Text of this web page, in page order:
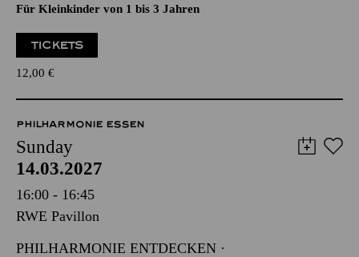
Für Kleinkinder von 1 bis 3 Jahren
TICKETS
12,00 €
PHILHARMONIE ESSEN
Sunday
14.03.2027
16:00 - 16:45
RWE Pavillon
PHILHARMONIE ENTDECKEN ·